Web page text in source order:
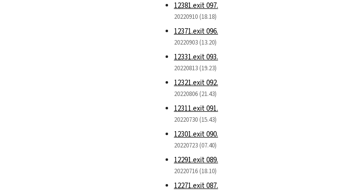
12381.exit 097.
20220910 (18.18)
12371.exit 096.
20220903 (13.20)
12331.exit 093.
20220813 (19.23)
12321.exit 092.
20220806 (21.43)
12311.exit 091.
20220730 (15.43)
12301.exit 090.
20220723 (07.40)
12291.exit 089.
20220716 (18.10)
12271.exit 087.